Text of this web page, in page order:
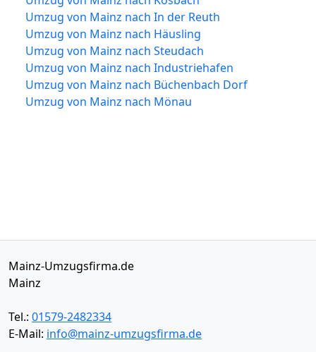
Umzug von Mainz nach In der Reuth
Umzug von Mainz nach Häusling
Umzug von Mainz nach Steudach
Umzug von Mainz nach Industriehafen
Umzug von Mainz nach Büchenbach Dorf
Umzug von Mainz nach Mönau
Mainz-Umzugsfirma.de
Mainz
Tel.: 01579-2482334
E-Mail: info@mainz-umzugsfirma.de